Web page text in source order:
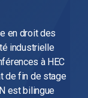
en droit des
industrielle
à HEC
de fin de stage
est bilingue